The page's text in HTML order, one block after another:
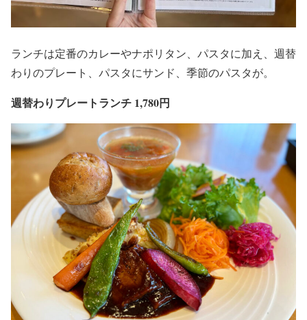
ランチは定番のカレーやナポリタン、パスタに加え、週替
わりのプレート、パスタにサンド、季節のパスタが。
週替わりプレートランチ 1,780円